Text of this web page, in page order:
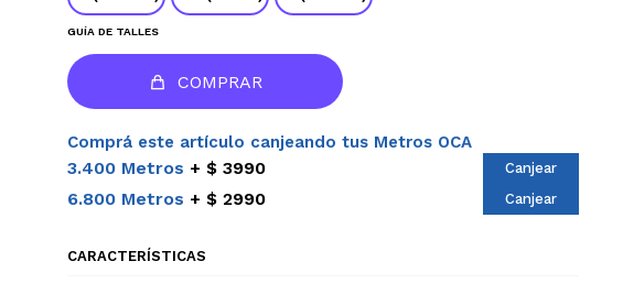
GUÍA DE TALLES
COMPRAR
Comprá este artículo canjeando tus Metros OCA
3.400 Metros $ 3990 Canjear
6.800 Metros $ 2990 Canjear
CARACTERÍSTICAS